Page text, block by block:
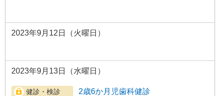
2023年9月12日（火曜日）
2023年9月13日（水曜日）
2歳6か月児歯科健診